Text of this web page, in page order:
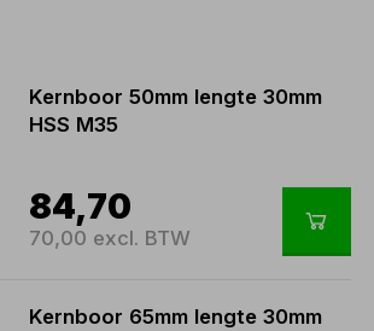
Kernboor 50mm lengte 30mm
HSS M35
84,70
70,00 excl. BTW
Kernboor 65mm lengte 30mm